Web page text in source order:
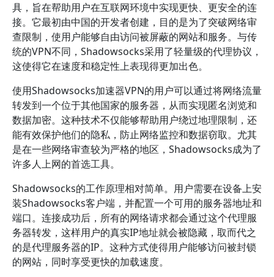
具，旨在帮助用户在互联网环境中实现更快、更安全的连
接。它最初由中国的开发者创建，目的是为了突破网络审
查限制，使用户能够自由访问被屏蔽的网站和服务。与传
统的VPN不同，Shadowsocks采用了轻量级的代理协议，
这使得它在速度和稳定性上表现得更加出色。
使用Shadowsocks加速器VPN的用户可以通过将网络流量
转发到一个位于其他国家的服务器，从而实现匿名浏览和
数据加密。这种技术不仅能够帮助用户绕过地理限制，还
能有效保护他们的隐私，防止网络监控和数据窃取。尤其
是在一些网络审查较为严格的地区，Shadowsocks成为了
许多人上网的首选工具。
Shadowsocks的工作原理相对简单。用户需要在设备上安
装Shadowsocks客户端，并配置一个可用的服务器地址和
端口。连接成功后，所有的网络请求都会通过这个代理服
务器转发，这样用户的真实IP地址就会被隐藏，取而代之
的是代理服务器的IP。这种方式使得用户能够访问被封锁
的网站，同时享受更快的加载速度。